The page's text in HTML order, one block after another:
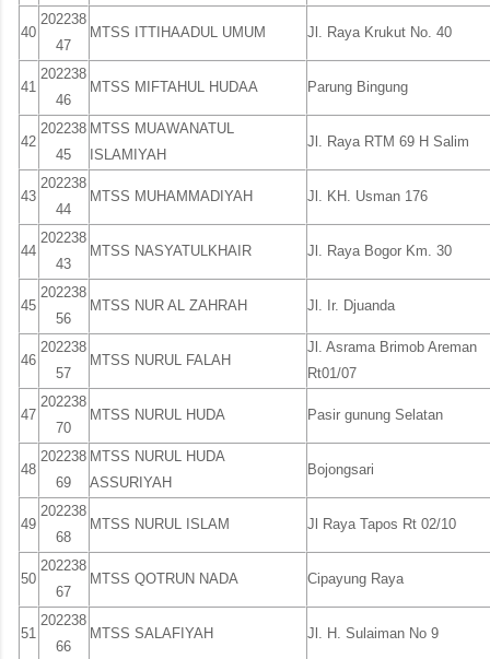
40
202238
47
MTSS ITTIHAADUL UMUM Jl. Raya Krukut No. 40
41
202238
46
MTSS MIFTAHUL HUDAA Parung Bingung
42
202238
45
MTSS MUAWANATUL
ISLAMIYAH
Jl. Raya RTM 69 H Salim
43
202238
44
MTSS MUHAMMADIYAH Jl. KH. Usman 176
44
202238
43
MTSS NASYATULKHAIR Jl. Raya Bogor Km. 30
45
202238
56
MTSS NUR AL ZAHRAH Jl. Ir. Djuanda
46
202238
57
MTSS NURUL FALAH
Jl. Asrama Brimob Areman
Rt01/07
47
202238
70
MTSS NURUL HUDA Pasir gunung Selatan
48
202238
69
MTSS NURUL HUDA
ASSURIYAH
Bojongsari
49
202238
68
MTSS NURUL ISLAM Jl Raya Tapos Rt 02/10
50
202238
67
MTSS QOTRUN NADA Cipayung Raya
51
202238
66
MTSS SALAFIYAH Jl. H. Sulaiman No 9